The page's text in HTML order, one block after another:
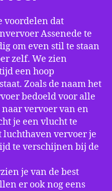
voordelen dat
Assenede te
om even stil te staan
zelf. We zien
een hoop
Zoals de naam het
bedoeld voor alle
vervoer van en
je een vlucht te
vervoer je
te verschijnen bij de
je van de best
er ook nog eens